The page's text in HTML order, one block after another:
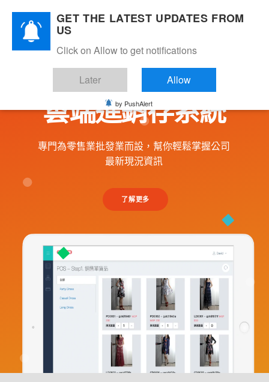
Skip
content
MARS POS
雲端進銷存系統
專門為零售業批發業而設，幫你輕鬆掌握公司
最新現況資訊
了解更多
GET THE LATEST UPDATES FROM
US
Click on Allow to get notifications
Later Allow
by PushAlert